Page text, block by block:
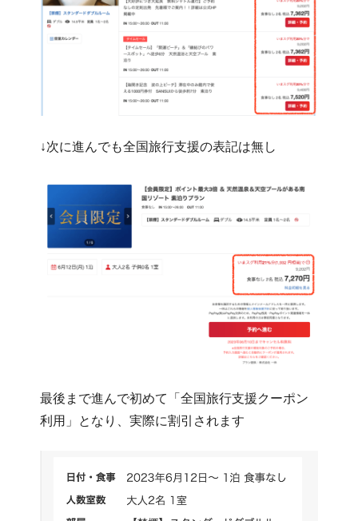
↓次に進んでも全国旅行支援の表記は無し
最後まで進んで初めて「全国旅行支援クーポン
利用」となり、実際に割引されます